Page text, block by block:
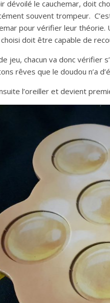
dévoilé le cauchemar, doit
souvent trompeur.
pour vérifier leur théorie.
doit être capable de
jeu, chacun va donc vérifier
rêves que le doudou n’a
l’oreiller et devient